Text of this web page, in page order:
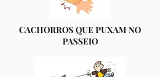
CACHORROS QUE PUXAM NO
PASSEIO